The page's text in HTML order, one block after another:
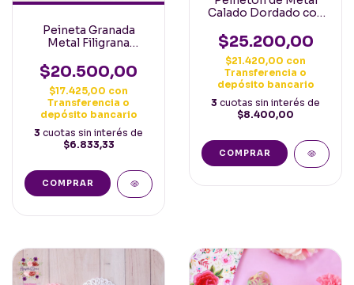
Peineta Granada
Metal Filigrana
Mediana
$20.500,00
$17.425,00 con
Transferencia o
depósito bancario
3 cuotas sin interés de
$6.833,33
Calado Dordado con
$25.200,00
$21.420,00 con
Transferencia o
depósito bancario
3 cuotas sin interés de
$8.400,00
COMPRAR